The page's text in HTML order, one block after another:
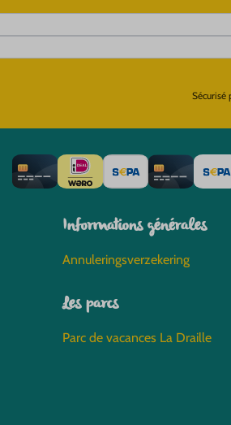
Sécurisé
Informations générales
Annuleringsverzekering
Les parcs
Parc de vacances La Draille